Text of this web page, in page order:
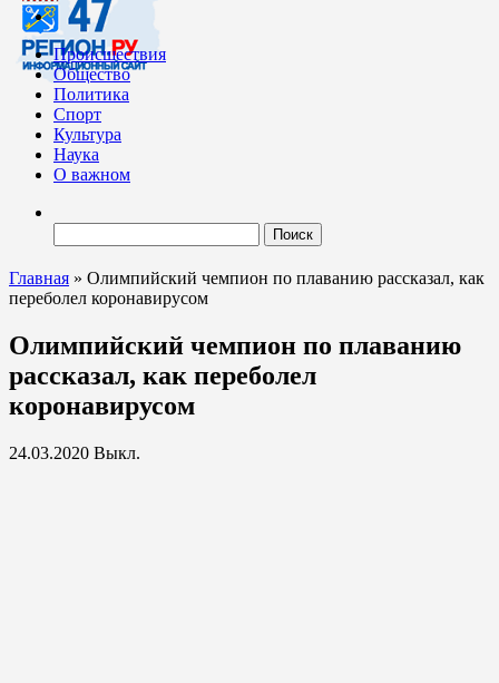
Происшествия
Общество
Политика
Спорт
Культура
Наука
О важном
Главная » Олимпийский чемпион по плаванию рассказал, как
переболел коронавирусом
Олимпийский чемпион по плаванию
рассказал, как переболел
коронавирусом
24.03.2020 Выкл.